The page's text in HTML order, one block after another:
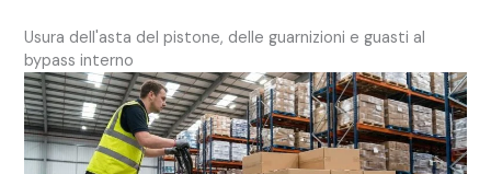
Usura dell'asta del pistone, delle guarnizioni e guasti al
bypass interno